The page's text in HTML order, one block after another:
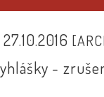
27.10.2016
-